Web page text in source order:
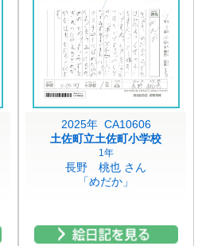
2025年 CA10606
土佐町立土佐町小学校
1年
長野 桃也 さん
「めだか」